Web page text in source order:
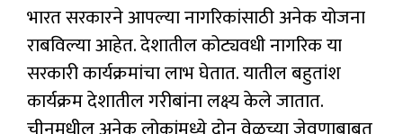
भारत सरकारने आपल्या नागरिकांसाठी अनेक योजना
राबविल्या आहेत. देशातील कोट्यवधी नागरिक या
सरकारी कार्यक्रमांचा लाभ घेतात. यातील बहुतांश
कार्यक्रम देशातील गरीबांना लक्ष्य केले जातात.